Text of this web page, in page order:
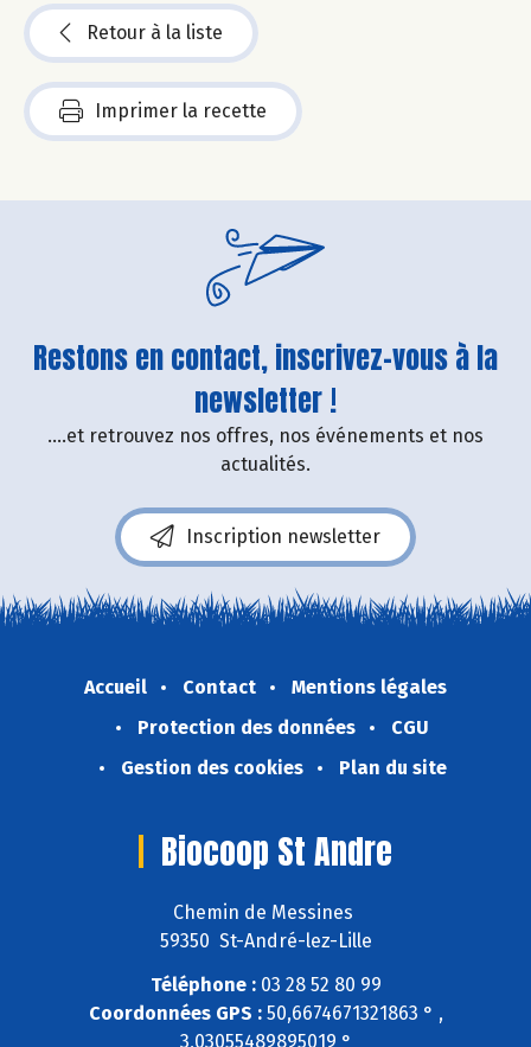
Retour à la liste
Imprimer la recette
Restons en contact, inscrivez-vous à la
newsletter !
....et retrouvez nos offres, nos événements et nos
actualités.
Inscription newsletter
Accueil Contact
Mentions légales
Protection des données
CGU
Gestion des cookies
Plan du site
Biocoop St Andre
Chemin de Messines
59350 St-André-lez-Lille
Téléphone :03 28 52 80 99
Coordonnées GPS :50,6674671321863 ° ,
3,03055489895019 °